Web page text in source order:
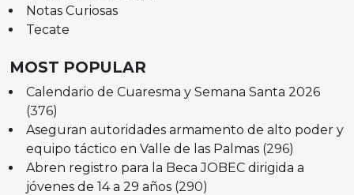
Notas Curiosas
Tecate
MOST POPULAR
Calendario de Cuaresma y Semana Santa 2026
(376)
Aseguran autoridades armamento de alto poder y
equipo táctico en Valle de las Palmas (296)
Abren registro para la Beca JOBEC dirigida a
jóvenes de 14 a 29 años (290)